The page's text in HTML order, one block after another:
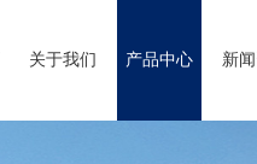
关于我们 产品中心 新